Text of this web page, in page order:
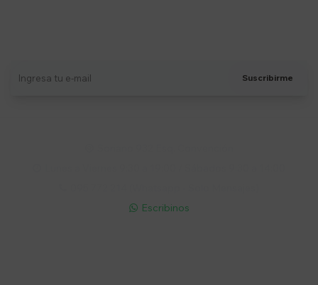
Suscribirme
 Escribinos